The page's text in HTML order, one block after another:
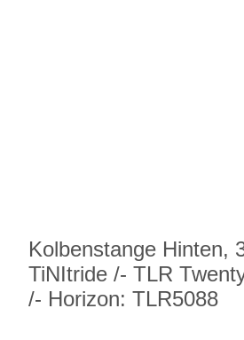
Kolbenstange Hinten,
TiNItride /- TLR
/- Horizon: TLR5088